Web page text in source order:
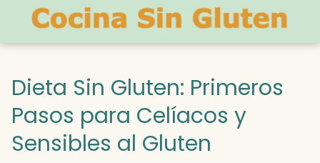
Dieta Sin Gluten: Primeros
Pasos para Celíacos y
Sensibles al Gluten